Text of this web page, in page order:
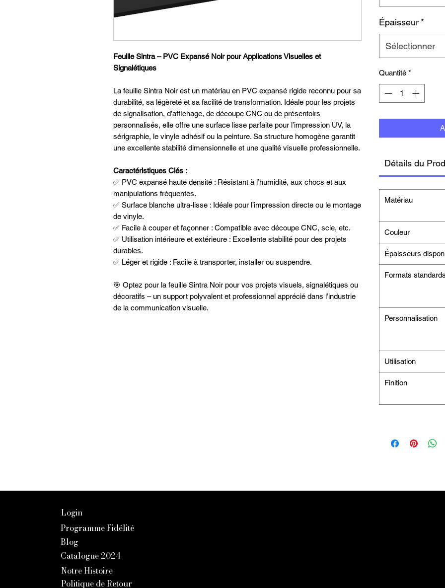
Feuille Sintra – PVC Expansé Noir pour Applications Visuelles et
Signalétiques
La feuille Sintra Noir est un matériau en PVC expansé rigide reconnu pour sa
durabilité, sa légèreté et sa facilité de transformation. Idéale pour les projets
de signalisation, d’affichage, de découpe CNC ou de présentoirs
personnalisés, elle offre une surface lisse parfaite pour l’impression UV, la
sérigraphie, le vinyle adhésif ou la peinture. Sa structure homogène garantit
une excellente stabilité dimensionnelle et une qualité visuelle professionnelle.
Caractéristiques Clés :
✅ PVC expansé haute densité : Résistant à l’humidité, aux chocs et aux
manipulations fréquentes.
✅ Surface blanche ultra-lisse : Idéale pour l’impression directe ou le montage
de vinyle.
✅ Facile à couper et façonner : Compatible avec découpe CNC, scie, etc.
✅ Utilisation intérieure et extérieure : Excellente stabilité pour des projets
durables.
✅ Léger et rigide : Facile à transporter, installer ou suspendre.
🎯 Optez pour la feuille Sintra Noir pour vos projets visuels, signalétiques ou
décoratifs – un support polyvalent et professionnel apprécié dans l’industrie
de la communication visuelle.
Épaisseur *
Sélectionner
Quantité *
Détails du
Matériau
Couleur
Épaisseurs
Formats standards
Personnalisation
Utilisation
Finition
Login
Programme Fidélité
Blog
Catalogue 2024
Notre Histoire
Politique de Retour